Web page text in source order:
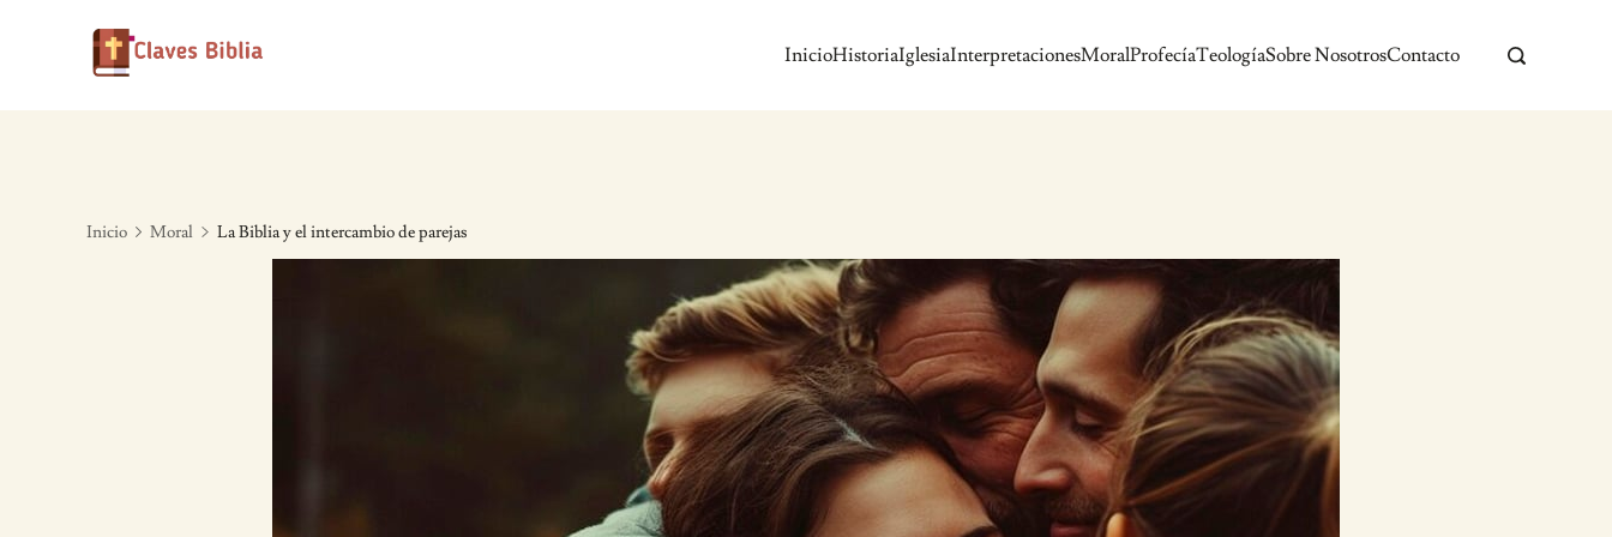
InicioHistoriaIglesiaInterpretacionesMoralProfecíaTeologíaSobre NosotrosContacto
Inicio Moral La Biblia y el intercambio de parejas